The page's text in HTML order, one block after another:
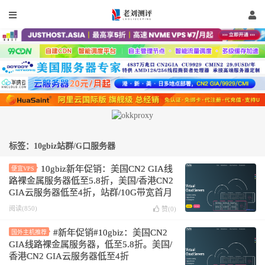
标签：10gbiz站群/G口服务器
便宜VPS
10gbiz新年促销：美国CN2 GIA线
路裸金属服务器低至5.8折，美国/香港CN2
GIA云服务器低至4折，站群/10G带宽首月
半价
阅读(850) 赞(0)
国外主机推荐
#新年促销#10gbiz：美国CN2
GIA线路裸金属服务器，低至5.8折。美国/
香港CN2 GIA云服务器低至4折